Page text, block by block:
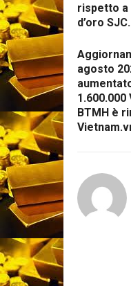
rispetto a
d’oro
agosto
BTMH è